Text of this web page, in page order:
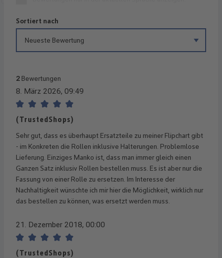
Sortiert nach
2 Bewertungen
8. März 2026, 09:49
Bewertung mit 5 von 5 Sternen
(TrustedShops)
Sehr gut, dass es überhaupt Ersatzteile zu meiner Flipchart gibt
- im Konkreten die Rollen inklusive Halterungen. Problemlose
Lieferung. Einziges Manko ist, dass man immer gleich einen
Ganzen Satz inklusiv Rollen bestellen muss. Es ist aber nur die
Fassung von einer Rolle zu ersetzen. Im Interesse der
Nachhaltigkeit wünschte ich mir hier die Möglichkeit, wirklich nur
das bestellen zu können, was ersetzt werden muss.
21. Dezember 2018, 00:00
Bewertung mit 5 von 5 Sternen
(TrustedShops)